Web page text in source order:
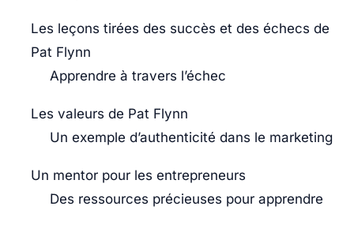
Les leçons tirées des succès et des échecs de
Pat Flynn
Apprendre à travers l’échec
Les valeurs de Pat Flynn
Un exemple d’authenticité dans le marketing
Un mentor pour les entrepreneurs
Des ressources précieuses pour apprendre